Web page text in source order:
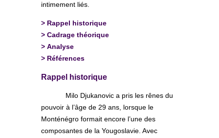
intimement liés.
> Rappel historique
> Cadrage théorique
> Analyse
> Références
Rappel historique
Milo Djukanovic a pris les rênes du
pouvoir à l’âge de 29 ans, lorsque le
Monténégro formait encore l’une des
composantes de la Yougoslavie. Avec